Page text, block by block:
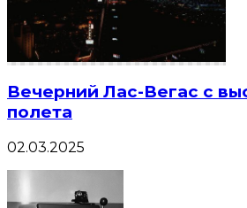
Вечерний Лас-Вегас с
полета
02.03.2025